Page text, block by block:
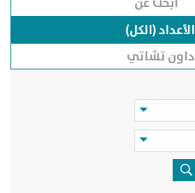
الأعداد (الكل)
داون تشاتي